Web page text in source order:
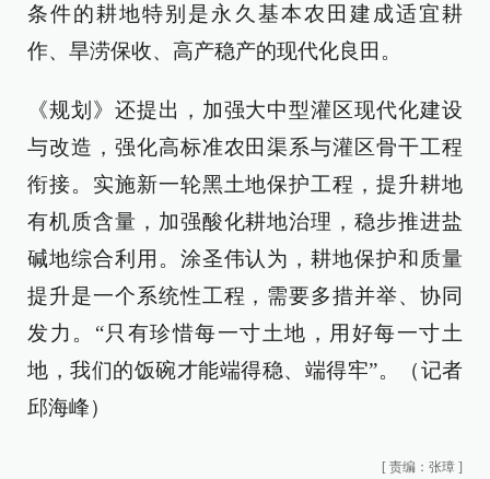
条件的耕地特别是永久基本农田建成适宜耕
作、旱涝保收、高产稳产的现代化良田。
《规划》还提出，加强大中型灌区现代化建设
与改造，强化高标准农田渠系与灌区骨干工程
衔接。实施新一轮黑土地保护工程，提升耕地
有机质含量，加强酸化耕地治理，稳步推进盐
碱地综合利用。涂圣伟认为，耕地保护和质量
提升是一个系统性工程，需要多措并举、协同
发力。“只有珍惜每一寸土地，用好每一寸土
地，我们的饭碗才能端得稳、端得牢”。（记者
邱海峰）
[ 责编：张璋 ]